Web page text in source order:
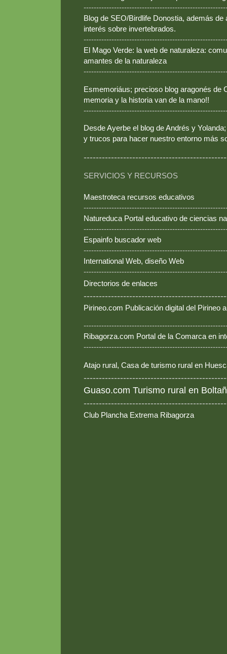
Blog de SEO/Birdlife Donostia, además
interés sobre invertebrados.
El Mago Verde: la web de naturaleza:
amantes de la naturaleza
Esmemoriáus; precioso blog aragonés de
memoria y la historia van de la mano!!
Desde Ayerbe el blog de Andrés y
y trucos para hacer nuestro entorno más
SERVICIOS Y RECURSOS
Maestroteca recursos educativos
Natureduca Portal educativo de ciencias
Espainfo buscador web
International Web, diseño Web
Directorios de enlaces
Pirineo.com Publicación digital del Pirineo
Ribagorza.com Portal de la Comarca en
Atajo rural, Casa de turismo rural en
Guaso.com Turismo rural en
Club Plancha Extrema Ribagorza